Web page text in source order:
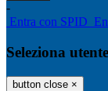
-
Entra con SPID
Seleziona utente
button close ×